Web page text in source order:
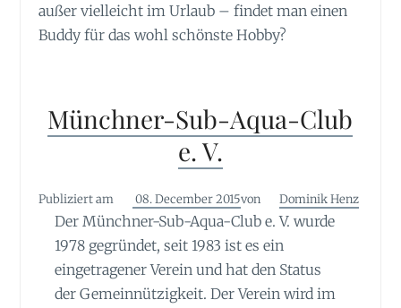
außer vielleicht im Urlaub – findet man einen
Buddy für das wohl schönste Hobby?
Münchner-Sub-Aqua-Club
e. V.
Publiziert am 08. December 2015von Dominik Henz
Der Münchner-Sub-Aqua-Club e. V. wurde
1978 gegründet, seit 1983 ist es ein
eingetragener Verein und hat den Status
der Gemeinnützigkeit. Der Verein wird im